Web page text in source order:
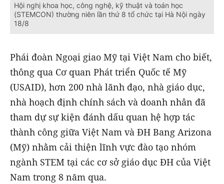
Hội nghị khoa học, công nghệ, kỹ thuật và toán học
(STEMCON) thường niên lần thứ 8 tổ chức tại Hà Nội ngày
18/8
Phái đoàn Ngoại giao Mỹ tại Việt Nam cho biết,
thông qua Cơ quan Phát triển Quốc tế Mỹ
(USAID), hơn 200 nhà lãnh đạo, nhà giáo dục,
nhà hoạch định chính sách và doanh nhân đã
tham dự sự kiện đánh dấu quan hệ hợp tác
thành công giữa Việt Nam và ĐH Bang Arizona
(Mỹ) nhằm cải thiện lĩnh vực đào tạo nhóm
ngành STEM tại các cơ sở giáo dục ĐH của Việt
Nam trong 8 năm qua.